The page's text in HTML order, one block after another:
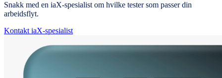
Snakk med en iaX-spesialist om hvilke tester som passer din
arbeidsflyt.
Kontakt iaX-spesialist